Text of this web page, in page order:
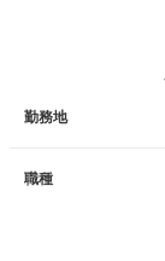
勤務地
職種